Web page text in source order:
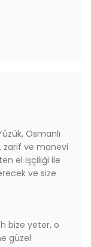
Osmanlı
zarif ve manevi
el işçiliği ile
ve size
bize yeter, o
güzel